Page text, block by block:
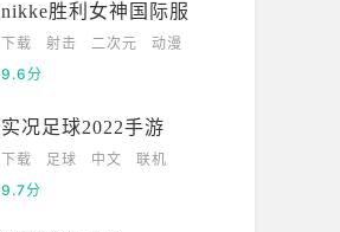
nikke胜利女神国际服
下载 射击 二次元
动漫
9.6分
实况足球2022手游
下载 足球 中文
联机
9.7分